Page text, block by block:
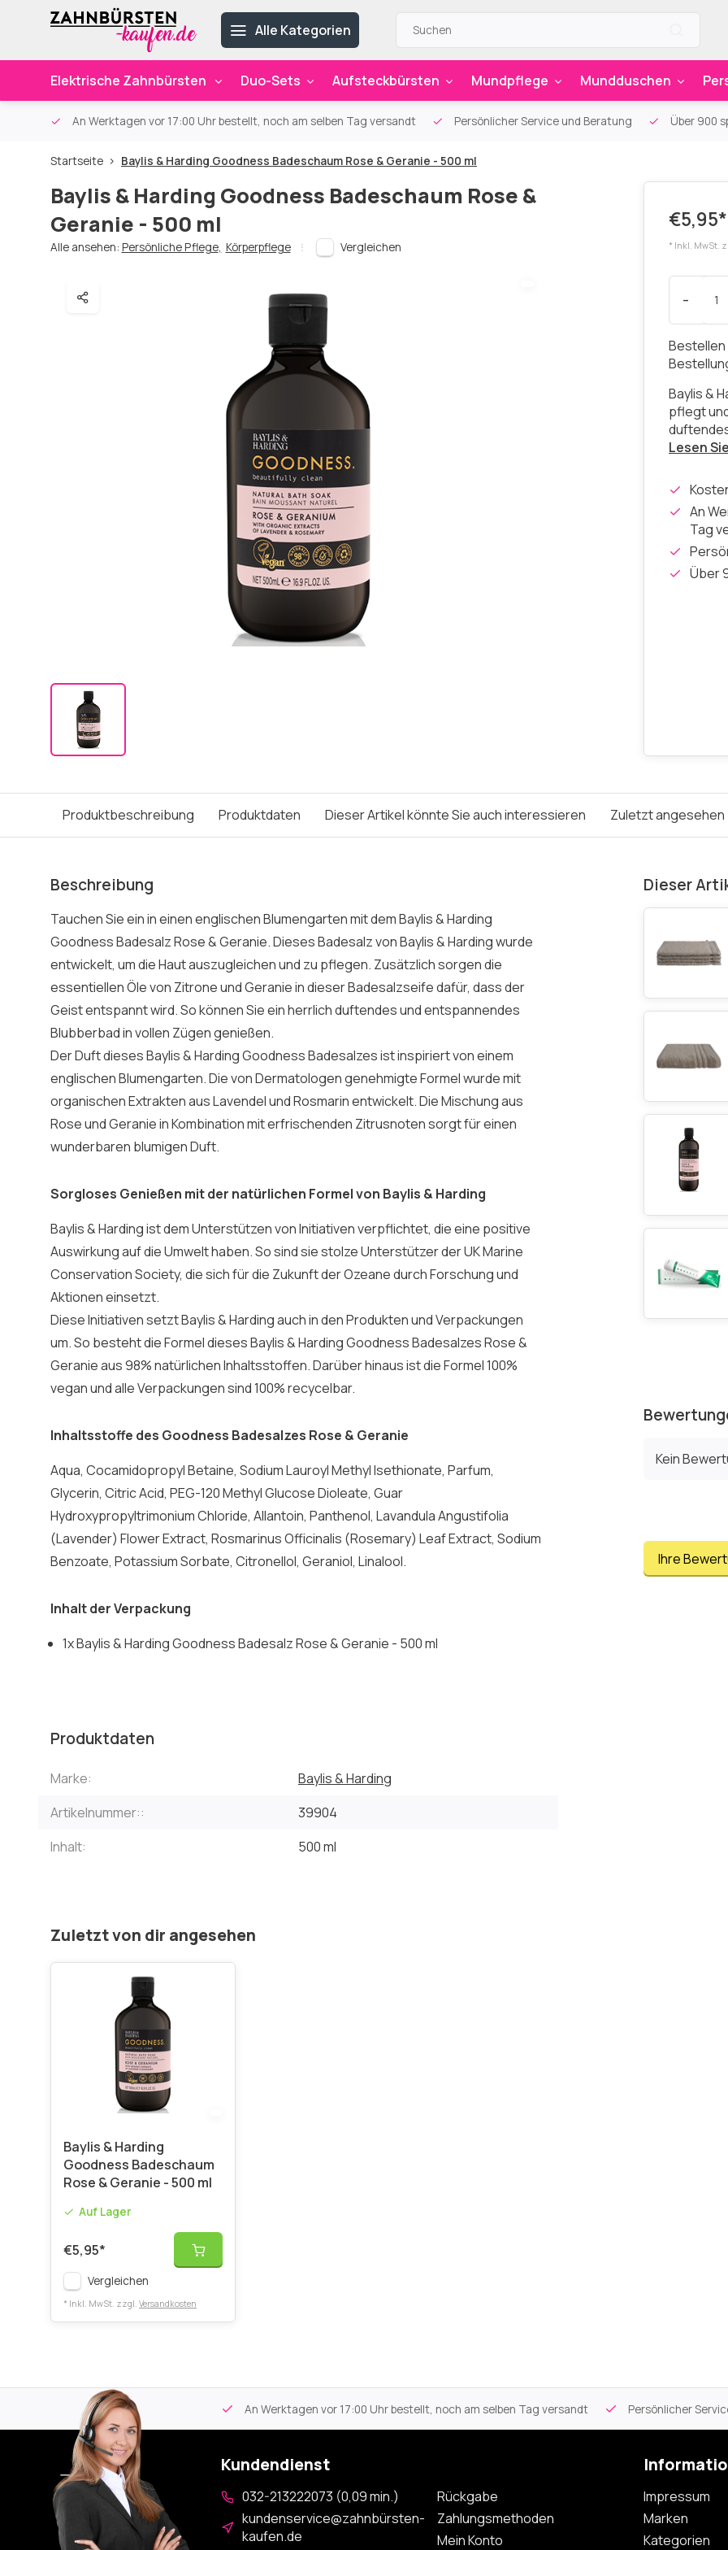
Alle Kategorien
Elektrische Zahnbürsten Duo-Sets Aufsteckbürsten Mundpflege Mundduschen
An Werktagen vor 17:00 Uhr bestellt, noch am selben Tag versandt Persönlicher Service und Beratung Über 900
Startseite Baylis & Harding Goodness Badeschaum Rose & Geranie - 500 ml
Baylis & Harding Goodness Badeschaum Rose &
Geranie - 500 ml
Alle ansehen: Persönliche Pflege, Körperpflege Vergleichen
€5,95*
* Inkl. MwSt.
-
Bestellen
Baylis &
pflegt
Lesen
An
Tag
Über
Produktbeschreibung Produktdaten Dieser Artikel könnte Sie auch interessieren Zuletzt angesehen
Beschreibung
Tauchen Sie ein in einen englischen Blumengarten mit dem Baylis & Harding
Goodness Badesalz Rose & Geranie. Dieses Badesalz von Baylis & Harding wurde
entwickelt, um die Haut auszugleichen und zu pflegen. Zusätzlich sorgen die
essentiellen Öle von Zitrone und Geranie in dieser Badesalzseife dafür, dass der
Geist entspannt wird. So können Sie ein herrlich duftendes und entspannendes
Blubberbad in vollen Zügen genießen.
Der Duft dieses Baylis & Harding Goodness Badesalzes ist inspiriert von einem
englischen Blumengarten. Die von Dermatologen genehmigte Formel wurde mit
organischen Extrakten aus Lavendel und Rosmarin entwickelt. Die Mischung aus
Rose und Geranie in Kombination mit erfrischenden Zitrusnoten sorgt für einen
wunderbaren blumigen Duft.
Sorgloses Genießen mit der natürlichen Formel von Baylis & Harding
Baylis & Harding ist dem Unterstützen von Initiativen verpflichtet, die eine positive
Auswirkung auf die Umwelt haben. So sind sie stolze Unterstützer der UK Marine
Conservation Society, die sich für die Zukunft der Ozeane durch Forschung und
Aktionen einsetzt.
Diese Initiativen setzt Baylis & Harding auch in den Produkten und Verpackungen
um. So besteht die Formel dieses Baylis & Harding Goodness Badesalzes Rose &
Geranie aus 98% natürlichen Inhaltsstoffen. Darüber hinaus ist die Formel 100%
vegan und alle Verpackungen sind 100% recycelbar.
Inhaltsstoffe des Goodness Badesalzes Rose & Geranie
Aqua, Cocamidopropyl Betaine, Sodium Lauroyl Methyl Isethionate, Parfum,
Glycerin, Citric Acid, PEG-120 Methyl Glucose Dioleate, Guar
Hydroxypropyltrimonium Chloride, Allantoin, Panthenol, Lavandula Angustifolia
(Lavender) Flower Extract, Rosmarinus Officinalis (Rosemary) Leaf Extract, Sodium
Benzoate, Potassium Sorbate, Citronellol, Geraniol, Linalool.
Inhalt der Verpackung
1x Baylis & Harding Goodness Badesalz Rose & Geranie - 500 ml
Produktdaten
Marke:
Baylis & Harding
Artikelnummer::
39904
Inhalt:
500 ml
Dieser
Kein
Ihre
Zuletzt von dir angesehen
Baylis & Harding
Goodness Badeschaum
Rose & Geranie - 500 ml
Auf Lager
€5,95*
Vergleichen
* Inkl. MwSt. zzgl. Versandkosten
Kostenloser Versand An Werktagen vor 17:00 Uhr bestellt, noch am selben Tag versandt Persönlicher
Kundendienst
032-213222073 (0,09 min.)
kundenservice@zahnbürsten-
kaufen.de
Rückgabe
Zahlungsmethoden
Mein Konto
Impressum
Marken
Kategorien